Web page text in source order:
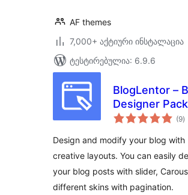
AF themes
7,000+ აქტიური ინსტალაცია
ტესტირებულია: 6.9.6
BlogLentor –
Designer
Elementor
(9)
Design and modify your blog with
creative layouts. You can easily
your blog posts with slider,
different skins with pagination.